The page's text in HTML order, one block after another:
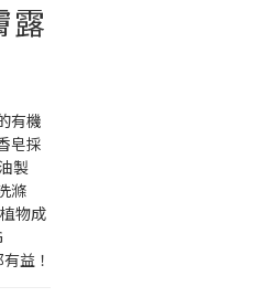
露
有機
皂採
製
滌
物成
益！